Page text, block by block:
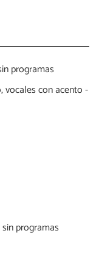
programas
vocales con acento -
programas